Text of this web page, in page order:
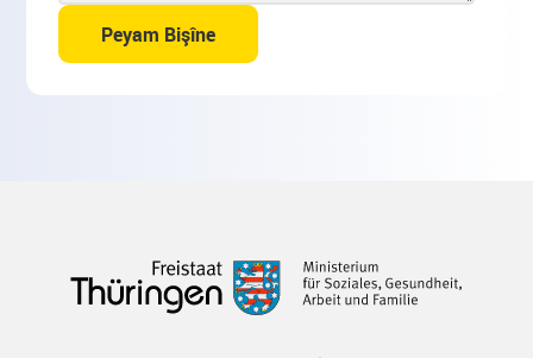
Peyam Bişîne